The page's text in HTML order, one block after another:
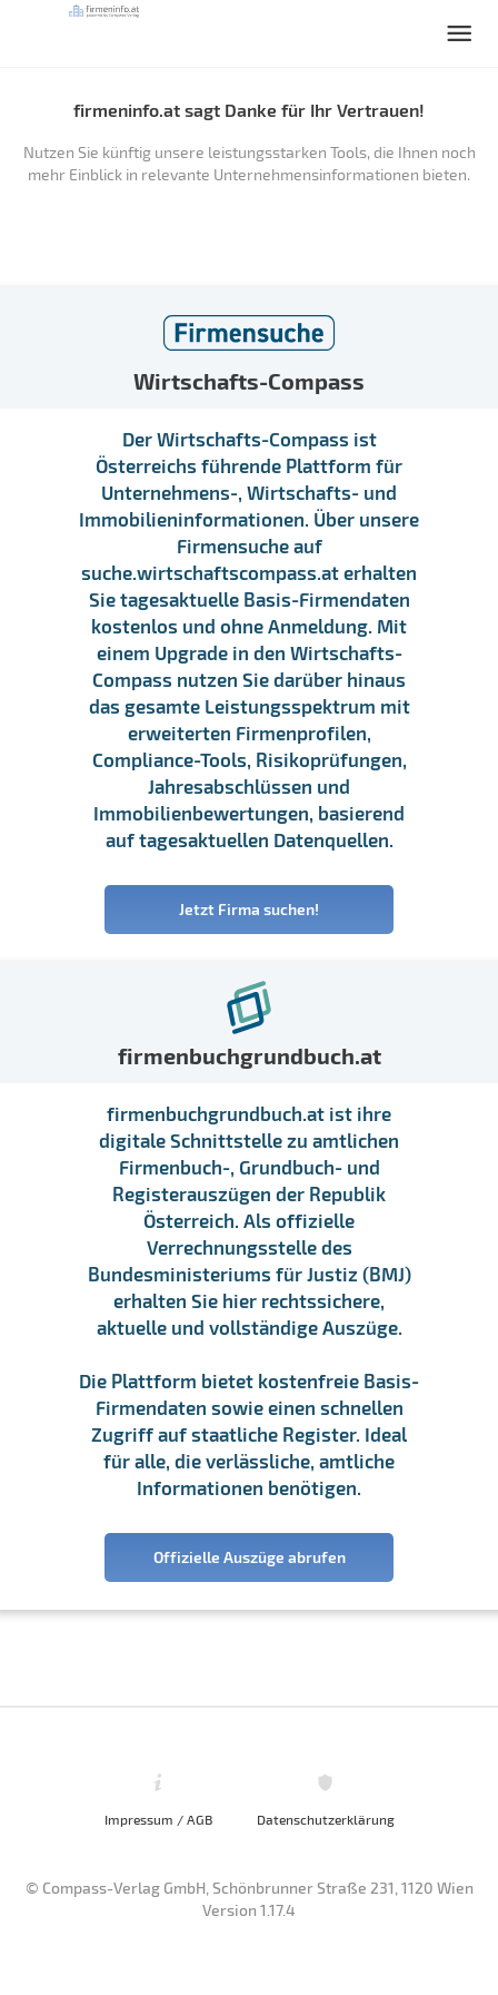
firmeninfo.at sagt Danke für Ihr Vertrauen!
Nutzen Sie künftig unsere leistungsstarken Tools, die Ihnen noch
mehr Einblick in relevante Unternehmensinformationen bieten.
Wirtschafts-Compass
Der Wirtschafts-Compass ist
Österreichs führende Plattform für
Unternehmens-, Wirtschafts- und
Immobilieninformationen. Über unsere
Firmensuche auf
suche.wirtschaftscompass.at erhalten
Sie tagesaktuelle Basis-Firmendaten
kostenlos und ohne Anmeldung. Mit
einem Upgrade in den Wirtschafts-
Compass nutzen Sie darüber hinaus
das gesamte Leistungsspektrum mit
erweiterten Firmenprofilen,
Compliance-Tools, Risikoprüfungen,
Jahresabschlüssen und
Immobilienbewertungen, basierend
auf tagesaktuellen Datenquellen.
Jetzt Firma suchen!
firmenbuchgrundbuch.at
firmenbuchgrundbuch.at ist ihre
digitale Schnittstelle zu amtlichen
Firmenbuch-, Grundbuch- und
Registerauszügen der Republik
Österreich. Als offizielle
Verrechnungsstelle des
Bundesministeriums für Justiz (BMJ)
erhalten Sie hier rechtssichere,
aktuelle und vollständige Auszüge.
Die Plattform bietet kostenfreie Basis-
Firmendaten sowie einen schnellen
Zugriff auf staatliche Register. Ideal
für alle, die verlässliche, amtliche
Informationen benötigen.
Offizielle Auszüge abrufen
Impressum / AGB Datenschutzerklärung
© Compass-Verlag GmbH, Schönbrunner Straße 231, 1120 Wien
Version 1.17.4